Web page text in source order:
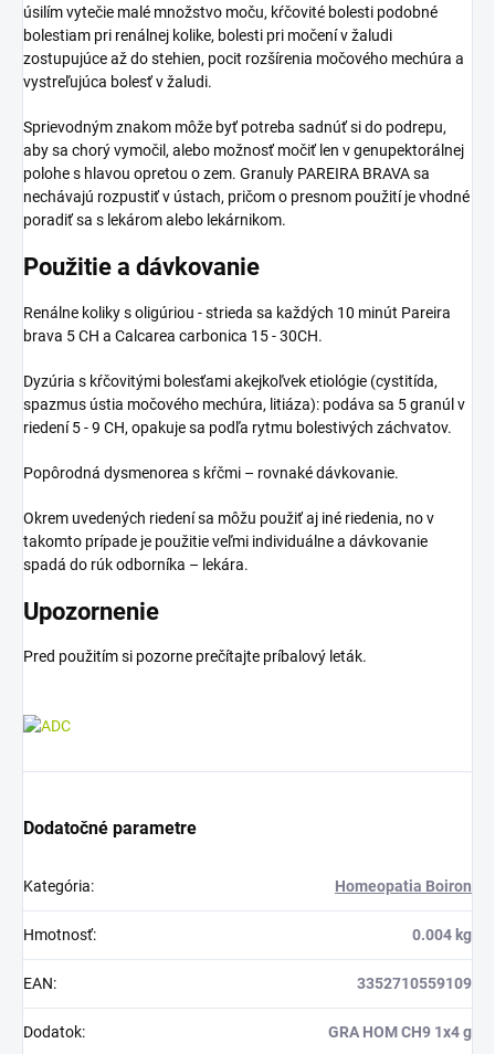
úsilím vytečie malé množstvo moču, kŕčovité bolesti podobné
bolestiam pri renálnej kolike, bolesti pri močení v žaludi
zostupujúce až do stehien, pocit rozšírenia močového mechúra a
vystreľujúca bolesť v žaludi.
Sprievodným znakom môže byť potreba sadnúť si do podrepu,
aby sa chorý vymočil, alebo možnosť močiť len v genupektorálnej
polohe s hlavou opretou o zem. Granuly PAREIRA BRAVA sa
nechávajú rozpustiť v ústach, pričom o presnom použití je vhodné
poradiť sa s lekárom alebo lekárnikom.
Použitie a dávkovanie
Renálne koliky s oligúriou - strieda sa každých 10 minút Pareira
brava 5 CH a Calcarea carbonica 15 - 30CH.
Dyzúria s kŕčovitými bolesťami akejkoľvek etiológie (cystitída,
spazmus ústia močového mechúra, litiáza): podáva sa 5 granúl v
riedení 5 - 9 CH, opakuje sa podľa rytmu bolestivých záchvatov.
Popôrodná dysmenorea s kŕčmi – rovnaké dávkovanie.
Okrem uvedených riedení sa môžu použiť aj iné riedenia, no v
takomto prípade je použitie veľmi individuálne a dávkovanie
spadá do rúk odborníka – lekára.
Upozornenie
Pred použitím si pozorne prečítajte príbalový leták.
Dodatočné parametre
Kategória: Homeopatia Boiron
Hmotnosť: 0.004 kg
EAN: 3352710559109
Dodatok: GRA HOM CH9 1x4 g